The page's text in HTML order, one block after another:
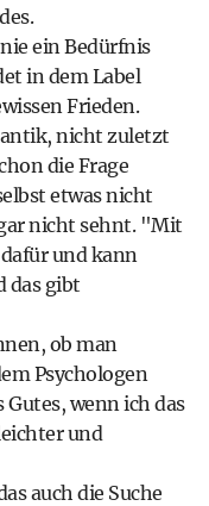
ein Bedürfnis
in dem Label
Frieden.
nicht zuletzt
die Frage
etwas nicht
nicht sehnt. "Mit
und kann
das gibt
ob man
Psychologen
wenn ich das
und
auch die Suche